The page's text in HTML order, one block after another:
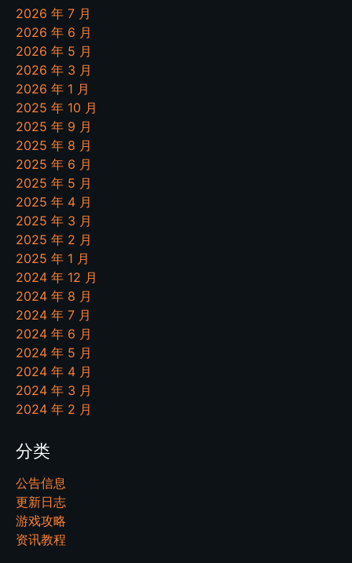
2026 年 7 月
2026 年 6 月
2026 年 5 月
2026 年 3 月
2026 年 1 月
2025 年 10 月
2025 年 9 月
2025 年 8 月
2025 年 6 月
2025 年 5 月
2025 年 4 月
2025 年 3 月
2025 年 2 月
2025 年 1 月
2024 年 12 月
2024 年 8 月
2024 年 7 月
2024 年 6 月
2024 年 5 月
2024 年 4 月
2024 年 3 月
2024 年 2 月
分类
公告信息
更新日志
游戏攻略
资讯教程